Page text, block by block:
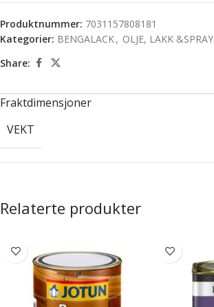
Produktnummer: 7031157808181
Kategorier: BENGALACK, OLJE, LAKK &SPRAY
Share:
Fraktdimensjoner
VEKT
Relaterte produkter